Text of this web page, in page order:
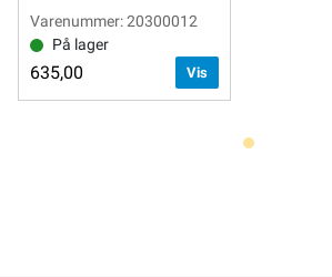
Varenummer: 20300012
På lager
635,00 Vis